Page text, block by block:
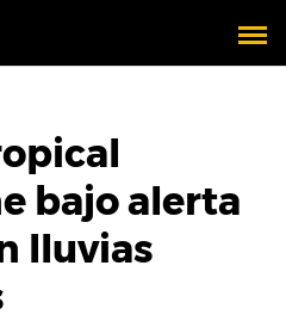
bajo alerta
lluvias